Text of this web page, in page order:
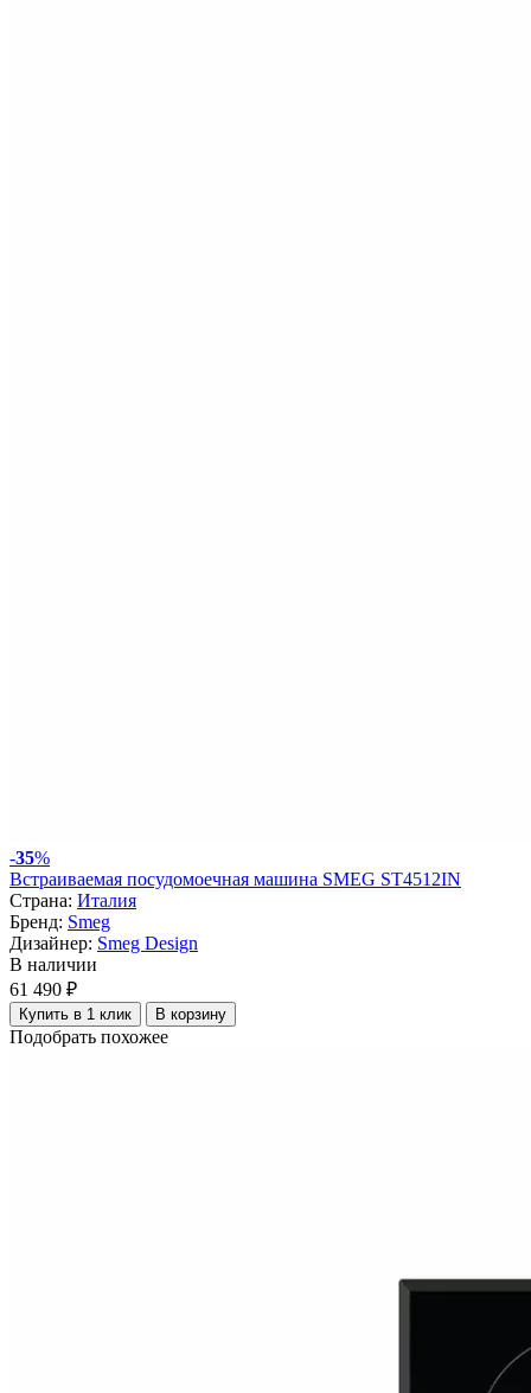
-35%
Встраиваемая посудомоечная машина SMEG ST4512IN
Страна: Италия
Бренд: Smeg
Дизайнер: Smeg Design
В наличии
61 490 ₽
Купить в 1 клик В корзину
Подобрать похожее